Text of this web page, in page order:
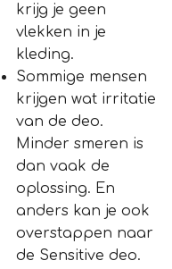
krijg je geen
vlekken in je
kleding.
Sommige mensen
krijgen wat irritatie
van de deo.
Minder smeren is
dan vaak de
oplossing. En
anders kan je ook
overstappen naar
de Sensitive deo.